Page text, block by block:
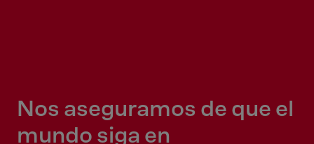
Nos aseguramos de que el
mundo siga en